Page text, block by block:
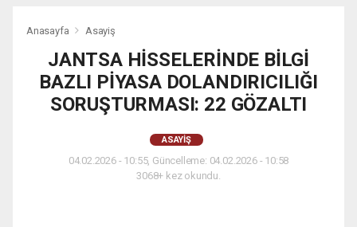
Anasayfa Asayiş
JANTSA HİSSELERİNDE BİLGİ
BAZLI PİYASA DOLANDIRICILIĞI
SORUŞTURMASI: 22 GÖZALTI
ASAYIŞ
04.02.2026 - 10:55, Güncelleme: 04.02.2026 - 10:58
3068+ kez okundu.